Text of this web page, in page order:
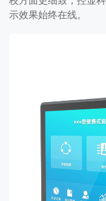
示效果始终在线。